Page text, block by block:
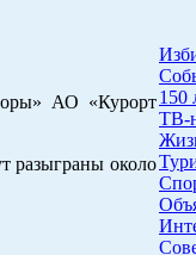
АО «Курорт
разыграны около
150
ТВ-